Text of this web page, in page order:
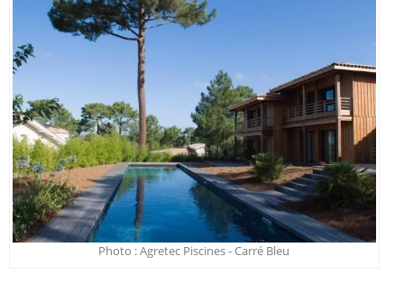
Photo : Agretec Piscines - Carré Bleu